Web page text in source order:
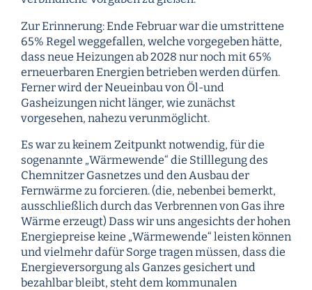
Zur Erinnerung: Ende Februar war die umstrittene
65% Regel weggefallen, welche vorgegeben hätte,
dass neue Heizungen ab 2028 nur noch mit 65%
erneuerbaren Energien betrieben werden dürfen.
Ferner wird der Neueinbau von Öl-und
Gasheizungen nicht länger, wie zunächst
vorgesehen, nahezu verunmöglicht.
Es war zu keinem Zeitpunkt notwendig, für die
sogenannte „Wärmewende“ die Stilllegung des
Chemnitzer Gasnetzes und den Ausbau der
Fernwärme zu forcieren. (die, nebenbei bemerkt,
ausschließlich durch das Verbrennen von Gas ihre
Wärme erzeugt) Dass wir uns angesichts der hohen
Energiepreise keine „Wärmewende“ leisten können
und vielmehr dafür Sorge tragen müssen, dass die
Energieversorgung als Ganzes gesichert und
bezahlbar bleibt, steht dem kommunalen